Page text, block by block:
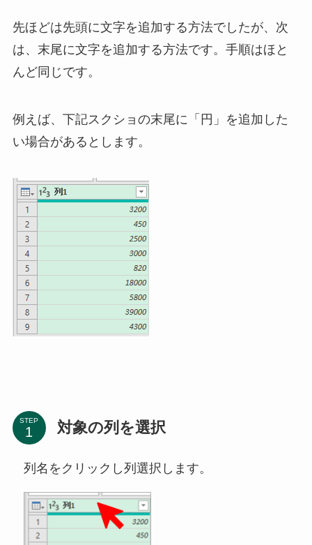
先ほどは先頭に文字を追加する方法でしたが、次
は、末尾に文字を追加する方法です。手順はほと
んど同じです。
例えば、下記スクショの末尾に「円」を追加した
い場合があるとします。
STEP 対象の列を選択
列名をクリックし列選択します。